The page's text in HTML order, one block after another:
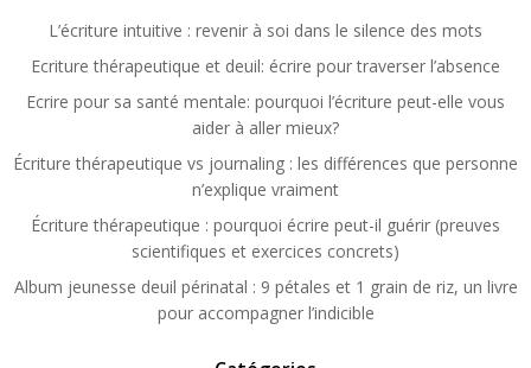
L’écriture intuitive : revenir à soi dans le silence des mots
Ecriture thérapeutique et deuil: écrire pour traverser l’absence
Ecrire pour sa santé mentale: pourquoi l’écriture peut-elle vous
aider à aller mieux?
Écriture thérapeutique vs journaling : les différences que personne
n’explique vraiment
Écriture thérapeutique : pourquoi écrire peut-il guérir (preuves
scientifiques et exercices concrets)
Album jeunesse deuil périnatal : 9 pétales et 1 grain de riz, un livre
pour accompagner l’indicible